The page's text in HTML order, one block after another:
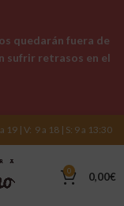
19 | V: 9 a 18 | S: 9 a 13:30
0 0,00€
quedarán fuera de
sufrir retrasos en el